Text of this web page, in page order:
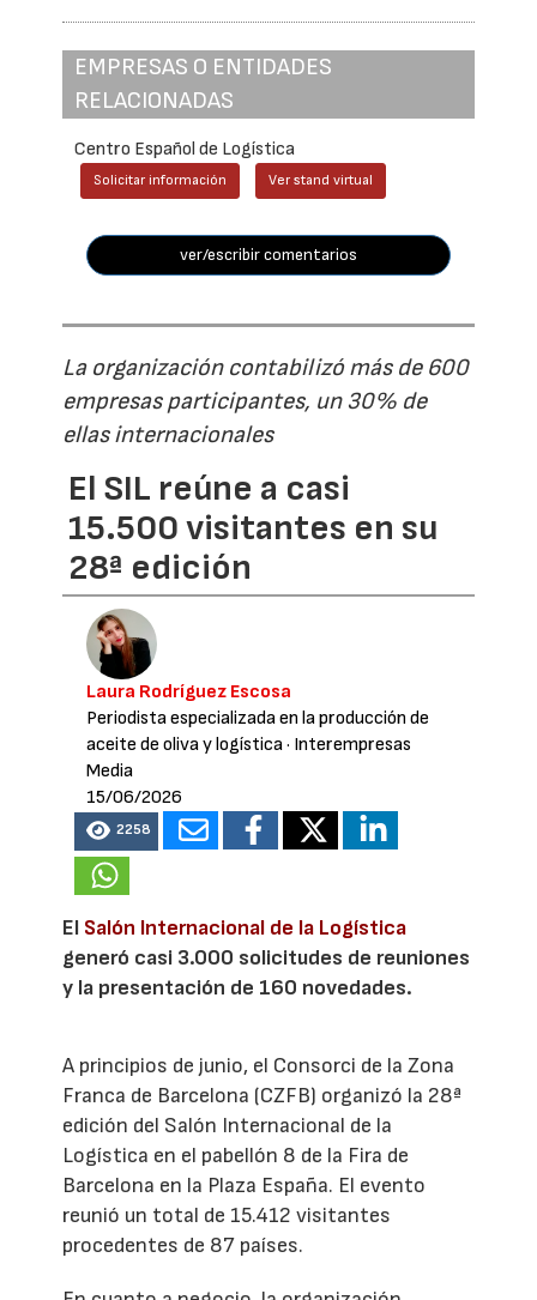
EMPRESAS O ENTIDADES
RELACIONADAS
Centro Español de Logística
Solicitar información Ver stand virtual
ver/escribir comentarios
La organización contabilizó más de 600
empresas participantes, un 30% de
ellas internacionales
El SIL reúne a casi
15.500 visitantes en su
28ª edición
Laura Rodríguez Escosa
Periodista especializada en la producción de
aceite de oliva y logística· Interempresas
Media
15/06/2026
2258
El Salón Internacional de la Logística
generó casi 3.000 solicitudes de reuniones
y la presentación de 160 novedades.
A principios de junio, el Consorci de la Zona
Franca de Barcelona (CZFB) organizó la 28ª
edición del Salón Internacional de la
Logística en el pabellón 8 de la Fira de
Barcelona en la Plaza España. El evento
reunió un total de 15.412 visitantes
procedentes de 87 países.